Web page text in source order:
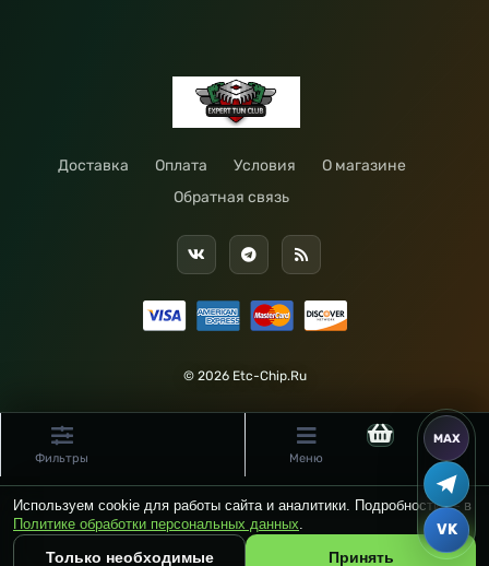
Доставка Оплата Условия
О магазине
Обратная связь
© 2026 Etc-Chip.Ru
Фильтры Меню
Используем cookie для работы сайта и аналитики. Подробности — в
Политике обработки персональных данных.
Только необходимые Принять